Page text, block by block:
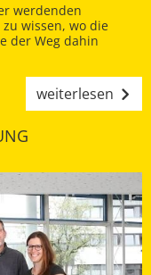
werdenden
wissen, wo die
der Weg dahin
weiterlesen